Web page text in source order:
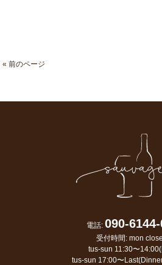
« 前のページ
電話: 090-
受付時間: mon
tus-sun 11:30〜
tus-sun 17:00〜